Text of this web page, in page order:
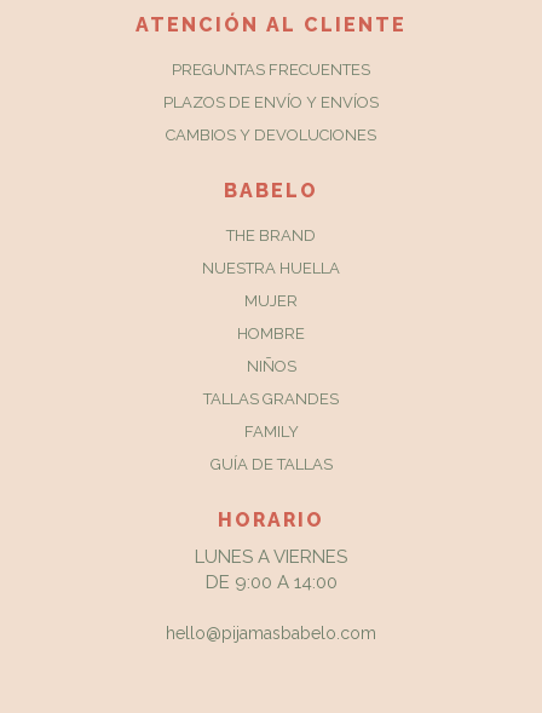
ATENCIÓN AL CLIENTE
PREGUNTAS FRECUENTES
PLAZOS DE ENVÍO Y ENVÍOS
CAMBIOS Y DEVOLUCIONES
BABELO
THE BRAND
NUESTRA HUELLA
MUJER
HOMBRE
NIÑOS
TALLAS GRANDES
FAMILY
GUÍA DE TALLAS
HORARIO
LUNES A VIERNES
DE 9:00 A 14:00
hello@pijamasbabelo.com